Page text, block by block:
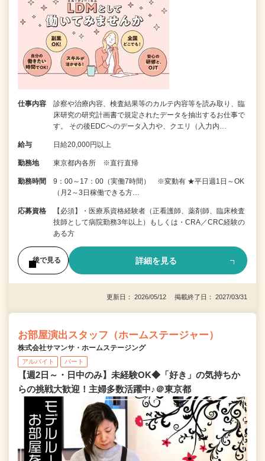
仕事内容
診察や治療内容、検査結果等のカルテ内容等を読み取り、臨
床研究の研究計画書で規定されたデータを抽出するお仕事で
す。 その後EDCへのデータ入力や、クエリ（入力内…
給与 日給20,000円以上
勤務地 東京都内各所 ※直行直帰
勤務時間
9：00～17：00（実働7時間） ※変動有 ★平日週1日～OK
（月2～3日稼働できる方…
応募資格
【必須】・医療系資格経験者（正看護師、薬剤師、臨床検査
技師として病院勤務3年以上）もしくは・CRA／CRC経験の
ある方
後で見る 詳細を見る
更新日： 2026/05/12 掲載終了日： 2027/03/31
お部屋演出スタッフ（ホームステージャー）
株式会社サマンサ・ホームステージング
アルバイト パート
【週2日～・日中のみ】未経験OK◆「好き」の気持ちか
らの挑戦大歓迎！主婦多数活躍中♪＠東京都